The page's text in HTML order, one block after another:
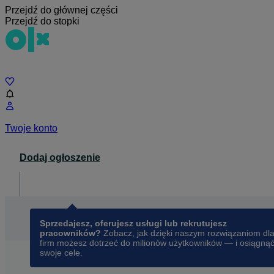
Przejdź do głównej części
Przejdź do stopki
Twoje konto
Dodaj ogłoszenie
Sprzedajesz, oferujesz usługi lub rekrutujesz
pracowników? Zobacz, jak dzięki naszym rozwiązaniom dla
firm możesz dotrzeć do milionów użytkowników — i osiągnąć
swoje cele.